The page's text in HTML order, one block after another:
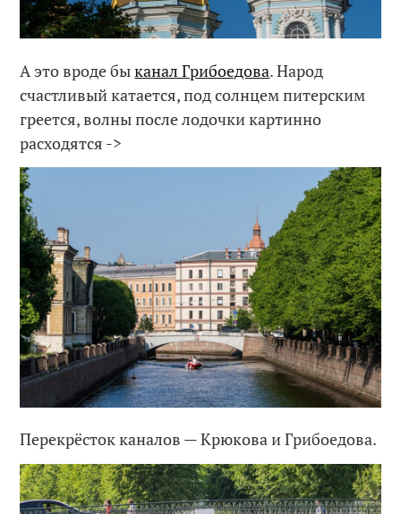
А это вроде быканал Грибоедова. Народ
счастливый катается, под солнцем питерским
греется, волны после лодочки картинно
расходятся ->
Перекрёсток каналов — Крюкова и Грибоедова.